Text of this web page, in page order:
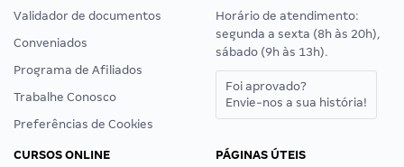
Validador de documentos
Conveniados
Programa de Afiliados
Trabalhe Conosco
Preferências de Cookies
Horário de atendimento:
segunda a sexta (8h às 20h),
sábado (9h às 13h).
Foi aprovado?
Envie-nos a sua história!
CURSOS ONLINE
PÁGINAS ÚTEIS